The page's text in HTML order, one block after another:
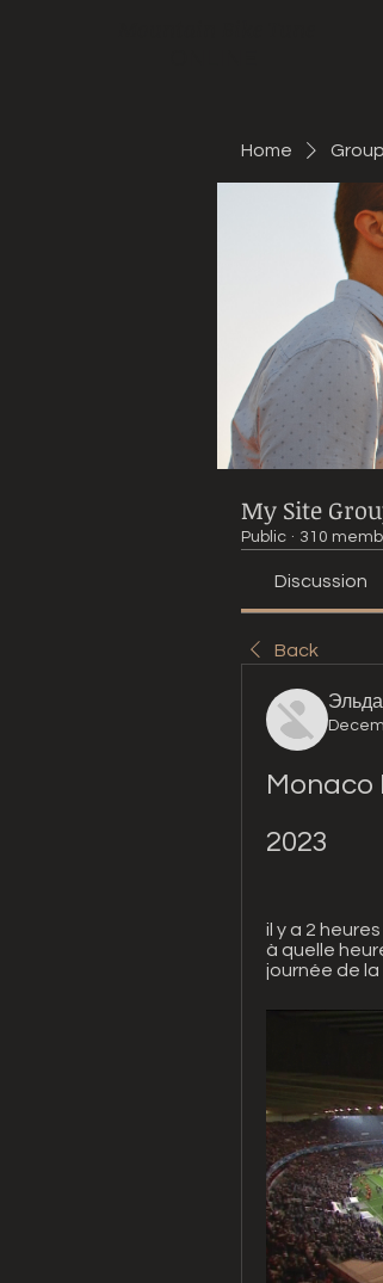
Home
My Site
Public · 310
Discussion
Back
Monaco
2023
il y a 2
à quelle
journée de la ...